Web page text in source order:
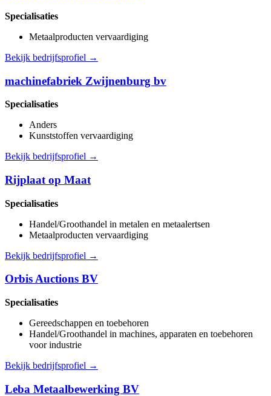
Specialisaties
Metaalproducten vervaardiging
Bekijk bedrijfsprofiel →
machinefabriek Zwijnenburg bv
Specialisaties
Anders
Kunststoffen vervaardiging
Bekijk bedrijfsprofiel →
Rijplaat op Maat
Specialisaties
Handel/Groothandel in metalen en metaalertsen
Metaalproducten vervaardiging
Bekijk bedrijfsprofiel →
Orbis Auctions BV
Specialisaties
Gereedschappen en toebehoren
Handel/Groothandel in machines, apparaten en toebehoren
voor industrie
Bekijk bedrijfsprofiel →
Leba Metaalbewerking BV